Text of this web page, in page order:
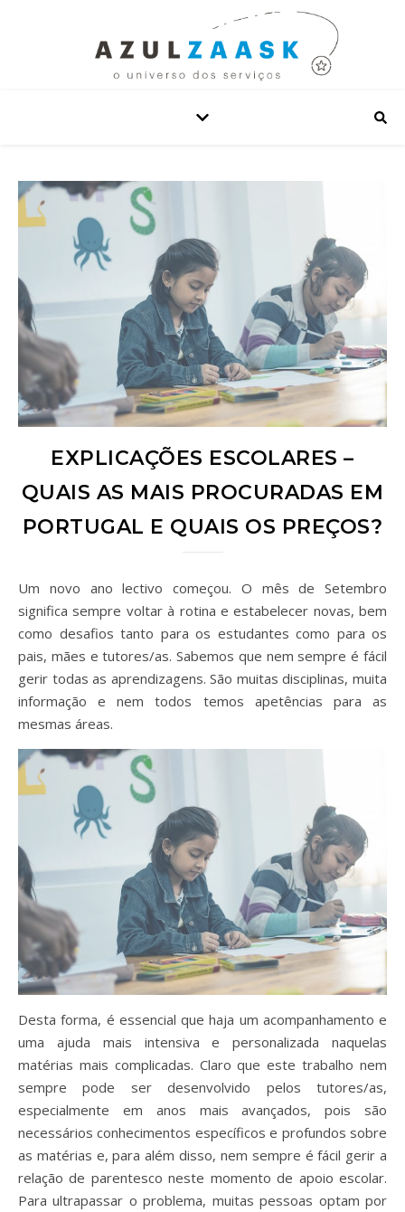
EXPLICAÇÕES ESCOLARES –
QUAIS AS MAIS PROCURADAS EM
PORTUGAL E QUAIS OS PREÇOS?
Um novo ano lectivo começou. O mês de Setembro
significa sempre voltar à rotina e estabelecer novas, bem
como desafios tanto para os estudantes como para os
pais, mães e tutores/as. Sabemos que nem sempre é fácil
gerir todas as aprendizagens. São muitas disciplinas, muita
informação e nem todos temos apetências para as
mesmas áreas.
Desta forma, é essencial que haja um acompanhamento e
uma ajuda mais intensiva e personalizada naquelas
matérias mais complicadas. Claro que este trabalho nem
sempre pode ser desenvolvido pelos tutores/as,
especialmente em anos mais avançados, pois são
necessários conhecimentos específicos e profundos sobre
as matérias e, para além disso, nem sempre é fácil gerir a
relação de parentesco neste momento de apoio escolar.
Para ultrapassar o problema, muitas pessoas optam por